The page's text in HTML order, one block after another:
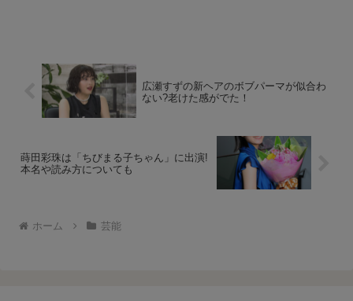
広瀬すずの新ヘアのボブパーマが似合わ
ない?老けた感がでた！
蒔田彩珠は「ちびまる子ちゃん」に出演!
本名や読み方についても
ホーム 芸能